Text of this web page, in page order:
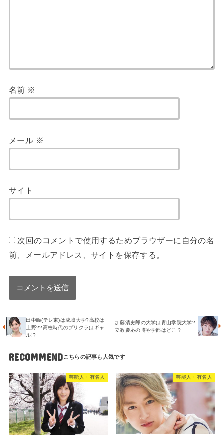
名前 ※
メール ※
サイト
次回のコメントで使用するためブラウザーに自分の名
前、メールアドレス、サイトを保存する。
田中瞳(テレ東)は成城大学?高校は
上野??高校時代のプリクラはギャ
ル!?
加藤清史郎の大学は青山学院大学?
立教慶応の噂や学部はどこ？
RECOMMEND
芸能人・有名人 芸能人・有名人